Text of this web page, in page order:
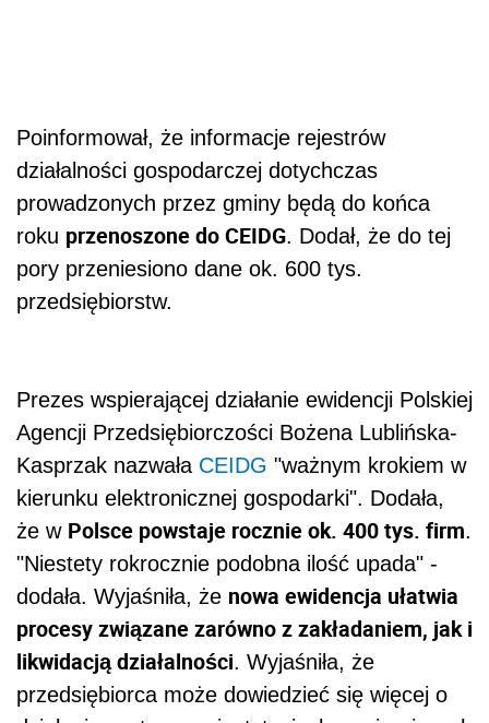
Poinformował, że informacje rejestrów
działalności gospodarczej dotychczas
prowadzonych przez gminy będą do końca
roku przenoszone do CEIDG. Dodał, że do tej
pory przeniesiono dane ok. 600 tys.
przedsiębiorstw.
Prezes wspierającej działanie ewidencji Polskiej
Agencji Przedsiębiorczości Bożena Lublińska-
Kasprzak nazwała CEIDG "ważnym krokiem w
kierunku elektronicznej gospodarki". Dodała,
że w Polsce powstaje rocznie ok. 400 tys. firm.
"Niestety rokrocznie podobna ilość upada" -
dodała. Wyjaśniła, że nowa ewidencja ułatwia
procesy związane zarówno z zakładaniem, jak i
likwidacją działalności. Wyjaśniła, że
przedsiębiorca może dowiedzieć się więcej o